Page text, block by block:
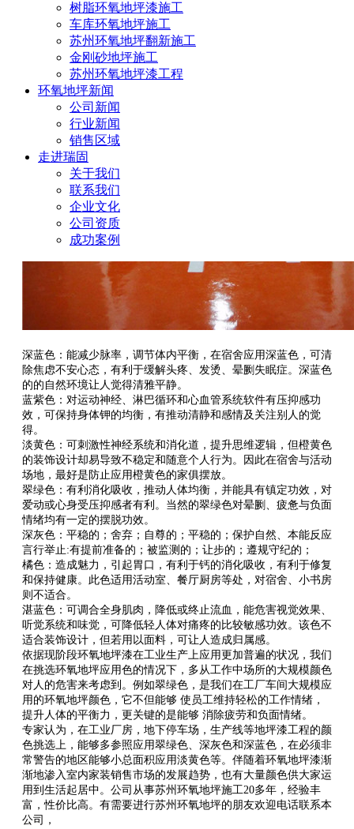
树脂环氧地坪漆施工
车库环氧地坪施工
苏州环氧地坪翻新施工
金刚砂地坪施工
苏州环氧地坪漆工程
环氧地坪新闻
公司新闻
行业新闻
销售区域
走进瑞固
关于我们
联系我们
企业文化
公司资质
成功案例
深蓝色：能减少脉率，调节体内平衡，在宿舍应用深蓝色，可清
除焦虑不安心态，有利于缓解头疼、发烫、晕劂失眠症。深蓝色
的的自然环境让人觉得清雅平静。
蓝紫色：对运动神经、淋巴循环和心血管系统软件有压抑感功
效，可保持身体钾的均衡，有推动清静和感情及关注别人的觉
得。
淡黄色：可刺激性神经系统和消化道，提升思维逻辑，但橙黄色
的装饰设计却易导致不稳定和随意个人行为。因此在宿舍与活动
场地，最好是防止应用橙黄色的家俱摆放。
翠绿色：有利消化吸收，推动人体均衡，并能具有镇定功效，对
爱动或心身受压抑感者有利。当然的翠绿色对晕劂、疲惫与负面
情绪均有一定的摆脱功效。
深灰色：平稳的；舍弃；自尊的；平稳的；保护自然、本能反应
言行举止:有提前准备的；被监测的；让步的；遵规守纪的；
橘色：造成魅力，引起胃口，有利于钙的消化吸收，有利于修复
和保持健康。此色适用活动室、餐厅厨房等处，对宿舍、小书房
则不适合。
湛蓝色：可调合全身肌肉，降低或终止流血，能危害视觉效果、
听觉系统和味觉，可降低轻人体对痛疼的比较敏感功效。该色不
适合装饰设计，但若用以面料，可让人造成归属感。
依据现阶段环氧地坪漆在工业生产上应用更加普遍的状况，我们
在挑选环氧地坪应用色的情况下，多从工作中场所的大规模颜色
对人的危害来考虑到。例如翠绿色，是我们在工厂车间大规模应
用的环氧地坪颜色，它不但能够 使员工维持轻松的工作情绪，
提升人体的平衡力，更关键的是能够 消除疲劳和负面情绪。
专家认为，在工业厂房，地下停车场，生产线等地坪漆工程的颜
色挑选上，能够多参照应用翠绿色、深灰色和深蓝色，在必须非
常警告的地区能够小总面积应用淡黄色等。伴随着环氧地坪漆渐
渐地渗入室内家装销售市场的发展趋势，也有大量颜色供大家运
用到生活起居中。公司从事苏州环氧地坪施工20多年，经验丰
富，性价比高。有需要进行苏州环氧地坪的朋友欢迎电话联系本
公司，